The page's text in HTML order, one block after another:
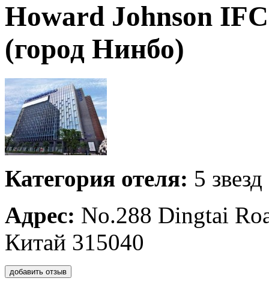
Howard Johnson
(город Нинбо)
Категория отеля: 5 звезд
Адрес: No.288 Dingtai
Китай 315040
добавить отзыв